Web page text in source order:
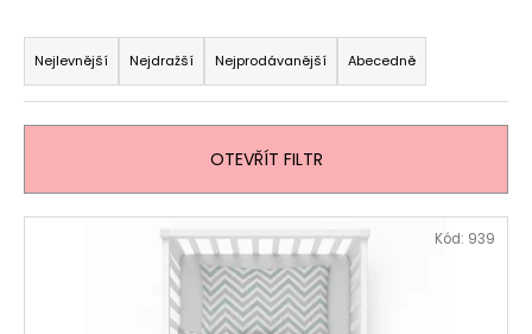
Ř
a
z
e
í
p
Nejlevnější Nejdražší Nejprodávanější Abecedně
OTEVŘÍT FILTR
V Kód: 939
TEDDY
SKY
959
Kč